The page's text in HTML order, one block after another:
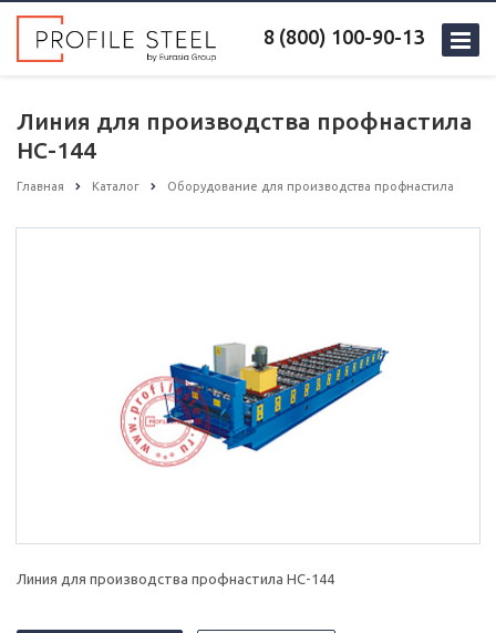
8 (800) 100-90-13
Линия для производства профнастила
НС-144
Главная Каталог Оборудование для производства профнастила
Линия для производства профнастила НС-144